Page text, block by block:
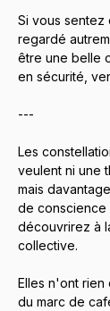
Si vous sentez
regardé
être une belle
en sécurité,
---
Les
veulent ni une
mais
de
découvrirez à
collective.
Elles n'ont
du marc de